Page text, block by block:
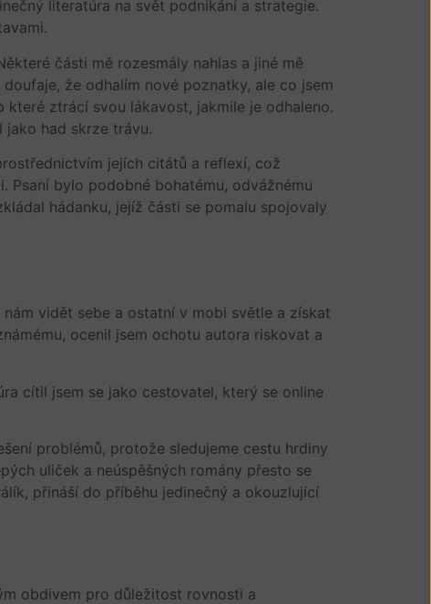
literatúra na svět podnikání a strategie.
části mě rozesmály nahlas a jiné mě
že odhalím nové poznatky, ale co jsem
ztrácí svou lákavost, jakmile je odhaleno.
jako had skrze trávu.
jejích citátů a reflexí, což
Psaní bylo podobné bohatému, odvážnému
hádanku, jejíž části se pomalu spojovaly
vidět sebe a ostatní v mobi světle a získat
ocenil jsem ochotu autora riskovat a
cítil jsem se jako cestovatel, který se online
problémů, protože sledujeme cestu hrdiny
uliček a neúspěšných romány přesto se
přináší do příběhu jedinečný a okouzlující
obdivem pro důležitost rovnosti a